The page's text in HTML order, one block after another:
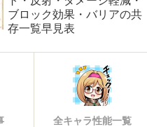
ブロック効果・バリアの共
存一覧早見表
全キャラ性能一覧